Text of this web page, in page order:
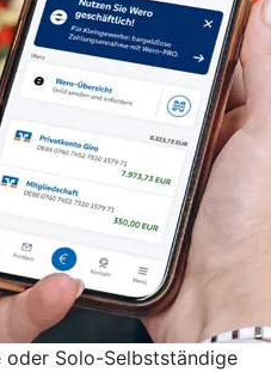
Solo-Selbstständige